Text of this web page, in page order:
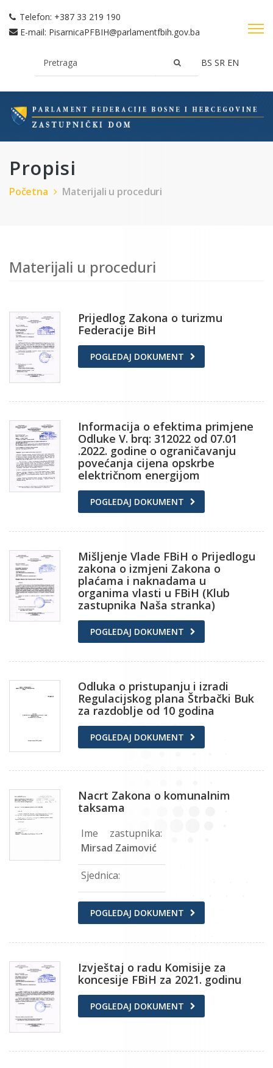
Telefon: +387 33 219 190
E-mail: PisarnicaPFBIH@parlamentfbih.gov.ba
BS SR EN
Propisi
Početna Materijali u proceduri
Materijali u proceduri
Prijedlog Zakona o turizmu
Federacije BiH
POGLEDAJ DOKUMENT
Informacija o efektima primjene
Odluke V. brq: 312022 od 07.01
.2022. godine o ograničavanju
povećanja cijena opskrbe
električnom energijom
POGLEDAJ DOKUMENT
Mišljenje Vlade FBiH o Prijedlogu
zakona o izmjeni Zakona o
plaćama i naknadama u
organima vlasti u FBiH (Klub
zastupnika Naša stranka)
POGLEDAJ DOKUMENT
Odluka o pristupanju i izradi
Regulacijskog plana Štrbački Buk
za razdoblje od 10 godina
POGLEDAJ DOKUMENT
Nacrt Zakona o komunalnim
taksama
Ime zastupnika:
Mirsad Zaimović
Sjednica:
POGLEDAJ DOKUMENT
Izvještaj o radu Komisije za
koncesije FBiH za 2021. godinu
POGLEDAJ DOKUMENT